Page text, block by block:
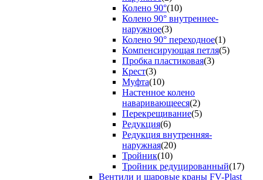
Колено 90°(10)
Колено 90° внутреннее-
наружное(3)
Колено 90° переходное(1)
Компенсирующая петля(5)
Пробка пластиковая(3)
Крест(3)
Муфта(10)
Настенное колено
наваривающееся(2)
Перекрещивание(5)
Редукция(6)
Редукция внутренняя-
наружная(20)
Тройник(10)
Тройник редуцированный(17)
Вентили и шаровые краны FV-Plast